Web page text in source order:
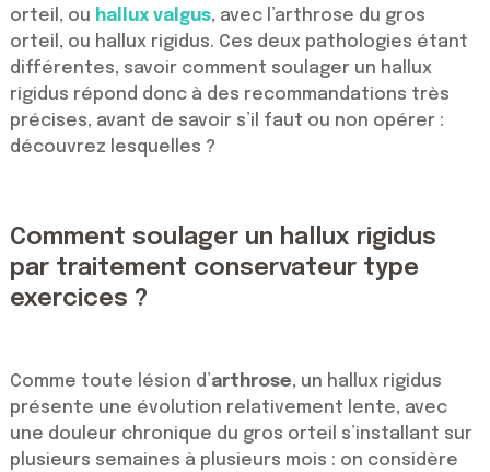
orteil, ou hallux valgus, avec l’arthrose du gros
orteil, ou hallux rigidus. Ces deux pathologies étant
différentes, savoir comment soulager un hallux
rigidus répond donc à des recommandations très
précises, avant de savoir s’il faut ou non opérer :
découvrez lesquelles ?
Comment soulager un hallux rigidus
par traitement conservateur type
exercices ?
Comme toute lésion d’arthrose, un hallux rigidus
présente une évolution relativement lente, avec
une douleur chronique du gros orteil s’installant sur
plusieurs semaines à plusieurs mois : on considère